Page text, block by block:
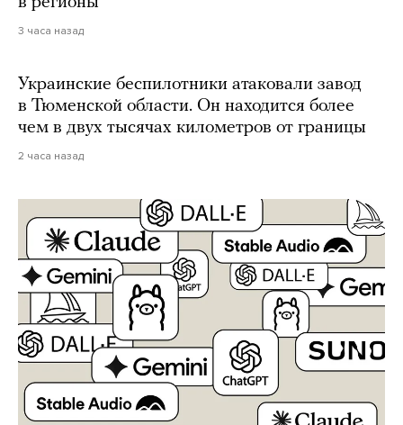
3 часа назад
Украинские беспилотники атаковали завод
в Тюменской области. Он находится более
чем в двух тысячах километров от границы
2 часа назад